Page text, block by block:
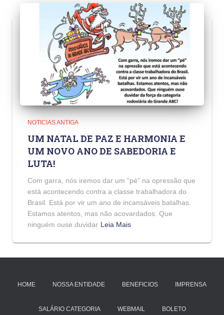
NOTICIAS ANTIGA
UM NATAL DE PAZ E HARMONIA E
UM NOVO ANO DE SABEDORIA E
LUTA!
Com garra, nós iremos dar um “pé” na opressão que
está acontecendo contra a classe trabalhadora do
Brasil. Está por vir um ano de incansáveis batalhas.
Estamos atentos, mas não acovardados. Que
ninguém ouse duvidar Leia Mais
HOME NOSSA ENTIDADE BENEFICIOS IMPRENSA
SALÁRIO CATEGORIA WEBMAIL BOLETO